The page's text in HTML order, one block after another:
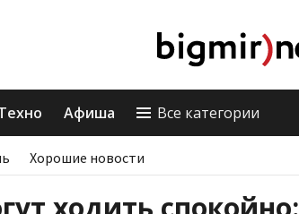
Афиша Все категории
Хорошие новости